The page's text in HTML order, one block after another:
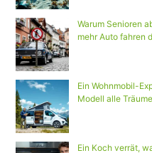
Warum Senioren
mehr Auto fahren
Ein Wohnmobil-
Modell alle
Ein Koch verrät,